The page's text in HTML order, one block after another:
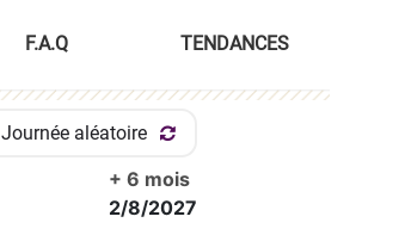
F.A.Q TENDANCES
Journée aléatoire
+ 6 mois
2/8/2027